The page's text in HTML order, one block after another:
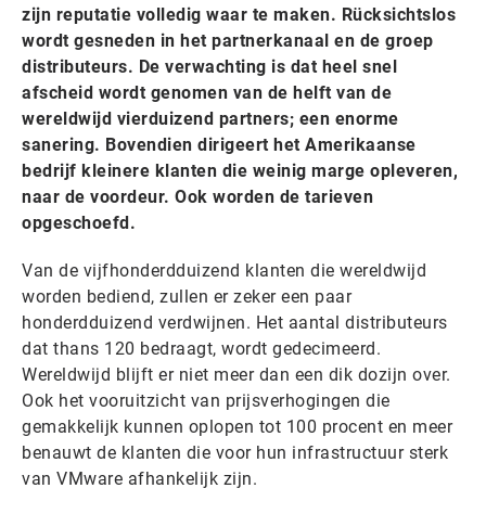
zijn reputatie volledig waar te maken. Rücksichtslos
wordt gesneden in het partnerkanaal en de groep
distributeurs. De verwachting is dat heel snel
afscheid wordt genomen van de helft van de
wereldwijd vierduizend partners; een enorme
sanering. Bovendien dirigeert het Amerikaanse
bedrijf kleinere klanten die weinig marge opleveren,
naar de voordeur. Ook worden de tarieven
opgeschoefd.
Van de vijfhonderdduizend klanten die wereldwijd
worden bediend, zullen er zeker een paar
honderdduizend verdwijnen. Het aantal distributeurs
dat thans 120 bedraagt, wordt gedecimeerd.
Wereldwijd blijft er niet meer dan een dik dozijn over.
Ook het vooruitzicht van prijsverhogingen die
gemakkelijk kunnen oplopen tot 100 procent en meer
benauwt de klanten die voor hun infrastructuur sterk
van VMware afhankelijk zijn.